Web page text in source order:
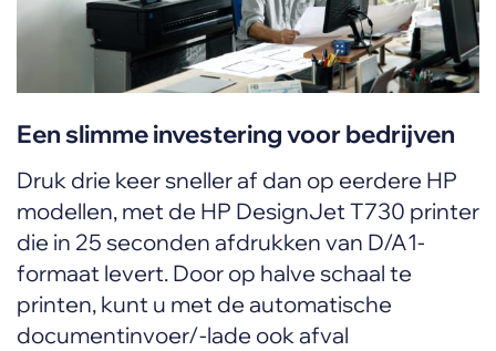
Een slimme investering voor bedrijven
Druk drie keer sneller af dan op eerdere HP
modellen, met de HP DesignJet T730 printer
die in 25 seconden afdrukken van D/A1-
formaat levert. Door op halve schaal te
printen, kunt u met de automatische
documentinvoer/-lade ook afval